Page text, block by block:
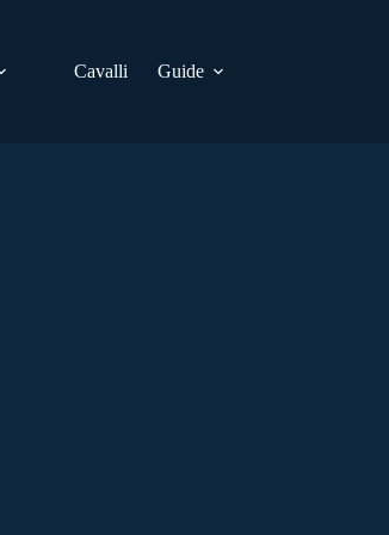
Cavalli Guide